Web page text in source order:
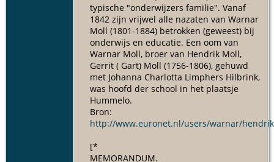
typische "onderwijzers familie". Vanaf
1842 zijn vrijwel alle nazaten van Warnar
Moll (1801-1884) betrokken (geweest) bij
onderwijs en educatie. Een oom van
Warnar Moll, broer van Hendrik Moll,
Gerrit ( Gart) Moll (1756-1806), gehuwd
met Johanna Charlotta Limphers Hilbrink,
was hoofd der school in het plaatsje
Hummelo.
Bron:
http://www.euronet.nl/users/warnar/
[*
MEMORANDUM.